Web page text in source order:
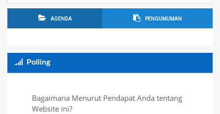
AGENDA PENGUMUMAN
Polling
Bagaimana Menurut Pendapat Anda tentang
Website ini?